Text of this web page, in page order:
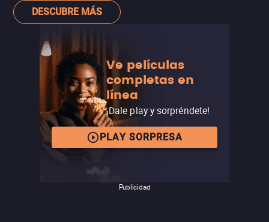
trata sin duda de la categoría más competida de esta
entrega de premios, por lo que el joven actor tuvo que irse
DESCUBRE MÁS
Ve películas
completas en
línea
¡Dale play y sorpréndete!
PLAY SORPRESA
Publicidad